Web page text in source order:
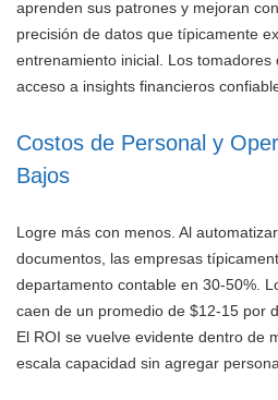
aprenden sus patrones y mejoran
precisión de datos que típicamente
entrenamiento inicial. Los tomadores
acceso a insights financieros
Costos de Personal y
Bajos
Logre más con menos. Al
documentos, las empresas
departamento contable en 30-50%.
caen de un promedio de $12-15 por
El ROI se vuelve evidente dentro de
escala capacidad sin agregar